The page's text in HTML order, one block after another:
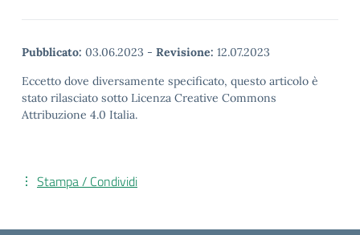
Pubblicato: 03.06.2023 - Revisione: 12.07.2023
Eccetto dove diversamente specificato, questo articolo è
stato rilasciato sotto Licenza Creative Commons
Attribuzione 4.0 Italia.
Stampa / Condividi